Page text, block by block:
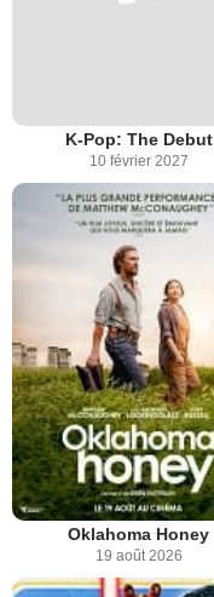
K-Pop: The Debut
10 février 2027
Oklahoma Honey
19 août 2026